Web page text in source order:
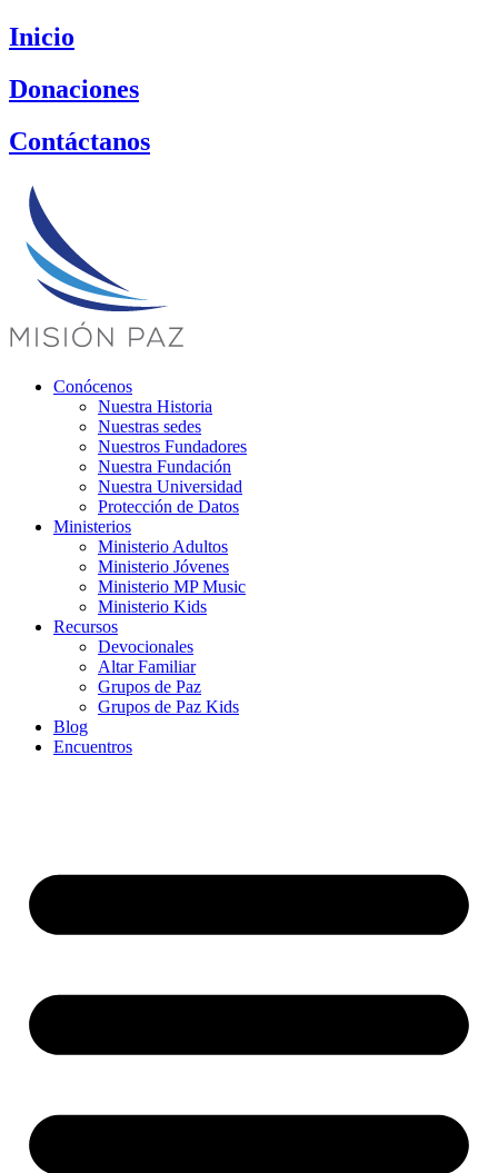
Saltar
al
Inicio
Donaciones
Contáctanos
Conócenos
Nuestra Historia
Nuestras sedes
Nuestros Fundadores
Nuestra Fundación
Nuestra Universidad
Protección de Datos
Ministerios
Ministerio Adultos
Ministerio Jóvenes
Ministerio MP Music
Ministerio Kids
Recursos
Devocionales
Altar Familiar
Grupos de Paz
Grupos de Paz Kids
Blog
Encuentros